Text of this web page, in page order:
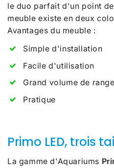
le duo parfait d'un point
meuble existe en deux
Avantages du meuble :
Simple d'installation
Facile d'utilisation
Grand volume de
Pratique
Primo LED, trois
La gamme d'Aquariums